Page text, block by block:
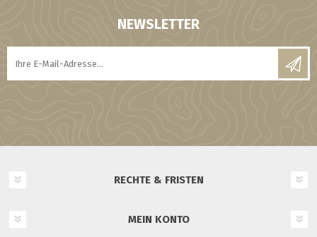
NEWSLETTER
RECHTE & FRISTEN
MEIN KONTO